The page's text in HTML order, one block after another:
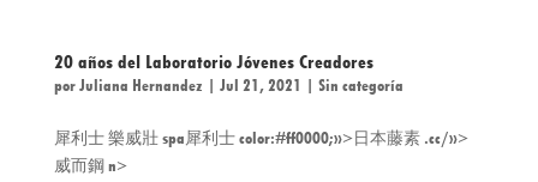
20 años del Laboratorio Jóvenes Creadores
porJuliana Hernandez | Jul 21, 2021 | Sin categoría
犀利士 樂威壯 spa 犀利士 color:#ff0000;»> 日本藤素 .cc/»>
威而鋼 n>